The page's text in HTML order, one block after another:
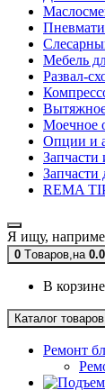
Мебель
Развал-
Моечное
Опции и
Запчасти
Запчасти
REMA
Я ищу,
0 Tоваров,на
В
Каталог товаров
Ремонт